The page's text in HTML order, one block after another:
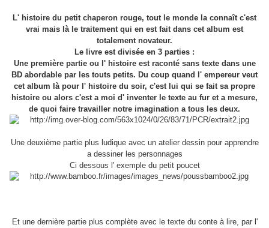
L' histoire du petit chaperon rouge, tout le monde la connaît c'est
vrai mais là le traitement qui en est fait dans cet album est
totalement novateur.
Le livre est divisée en 3 parties :
Une première partie ou l' histoire est raconté sans texte dans une
BD abordable par les touts petits. Du coup quand l' empereur veut
cet album là pour l' histoire du soir, c'est lui qui se fait sa propre
histoire ou alors c'est a moi d' inventer le texte au fur et a mesure,
de quoi faire travailler notre imagination a tous les deux.
Une deuxième partie plus ludique avec un atelier dessin pour apprendre
a dessiner les personnages
Ci dessous l' exemple du petit poucet
Et une dernière partie plus complète avec le texte du conte à lire, par l'